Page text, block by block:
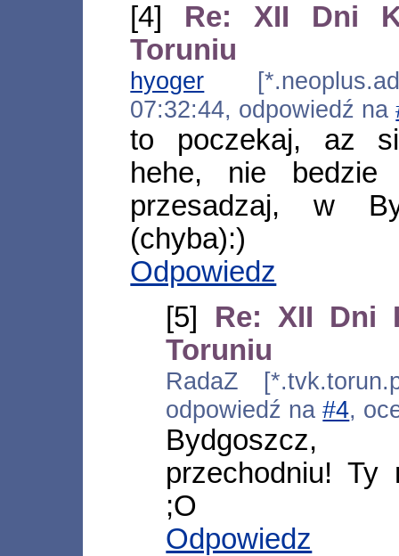
[4] Re: XII Dni
Toruniu
hyoger
07:32:44, odpowiedź na
to poczekaj, az
hehe, nie
przesadzaj, w
(chyba):)
Odpowiedz
[5] Re: XII Dni
Toruniu
RadaZ
odpowiedź na#4,
Bydgoszcz,
przechodniu! Ty
;O
Odpowiedz